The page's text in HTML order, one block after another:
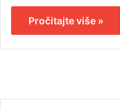
Pročitajte više »